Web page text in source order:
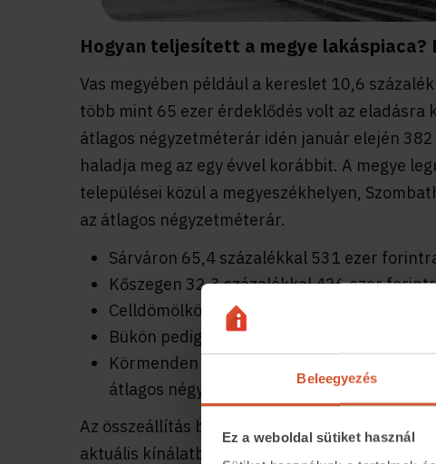
Beleegyezés
Ez a weboldal sütiket használ
Hogyan teljesített a megye lakáspiaca?
Vas megyében például a kereslet 10,6
több mint 65 ezer érdeklődés volt az
átlagos négyzetméterár idén január elején
haladja meg az egy évvel korábbit. A megye
települései közül a megyeszékhelyen,
az átlagos négyzetméterár.
Sárváron 65,4 százalékkal 531 ezer
Kőszegen 32,3 százalékkal 426 ezer
Celldömölkön 6,8 százalékkal 237 ezer
Bükön pedig 1,7 százalékkal 302 ezer
Körmenden 29 százalékkal 320 ezer
átlagos négyzetméterára.
Az összeállítás bemutatja azt is, hogy az idén
aktuális kínálatban melyek a megye